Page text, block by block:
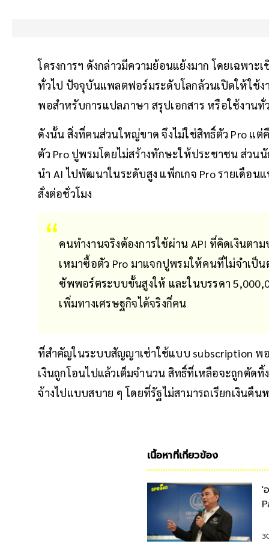
โครงการฯ ดังกล่าวมีความย้อนแย้งมาก โดยเฉพา
ทั่วไป ปัจจุบันแพลตฟอร์มระดับโลกล้วนเปิดให้ใช้
พอสำหรับการแปลภาษา สรุปเอกสาร หรือใช้งานทั่
ดังนั้น สิ่งที่คนส่วนใหญ่ขาด จึงไม่ใช่สิทธิ์ตัว Pro แ
ตัว Pro ปูพรมโดยไม่สร้างทักษะให้ประชาชน ส่ว
นำ AI ไปพัฒนาในระดับสูง แพ็กเกจ Pro รายเดือ
สั่งต่อชั่วโมง
คนทำงานจริงต้องการใช้ผ่าน API ที่คิดเงินตา
เหมาซื้อตัว Pro มาแจกปูพรมให้คนที่ไม่จำเป็
ซัพพอร์ตระบบขั้นสูงให้ และในบรรดา
เพิ่มทางเศรษฐกิจได้จริงกี่คน
ที่สำคัญในระบบสัญญาเช่าใช้แบบ subscription
เงินถูกโอนไปแล้วเต็มจำนวน สิทธิ์ที่เหลือจะถูกตัด
จ้างไปแบบสบาย ๆ โดยที่รัฐไม่สามารถเรียกเงินคื
เนื้อหาที่เกี่ยวข้อง
'